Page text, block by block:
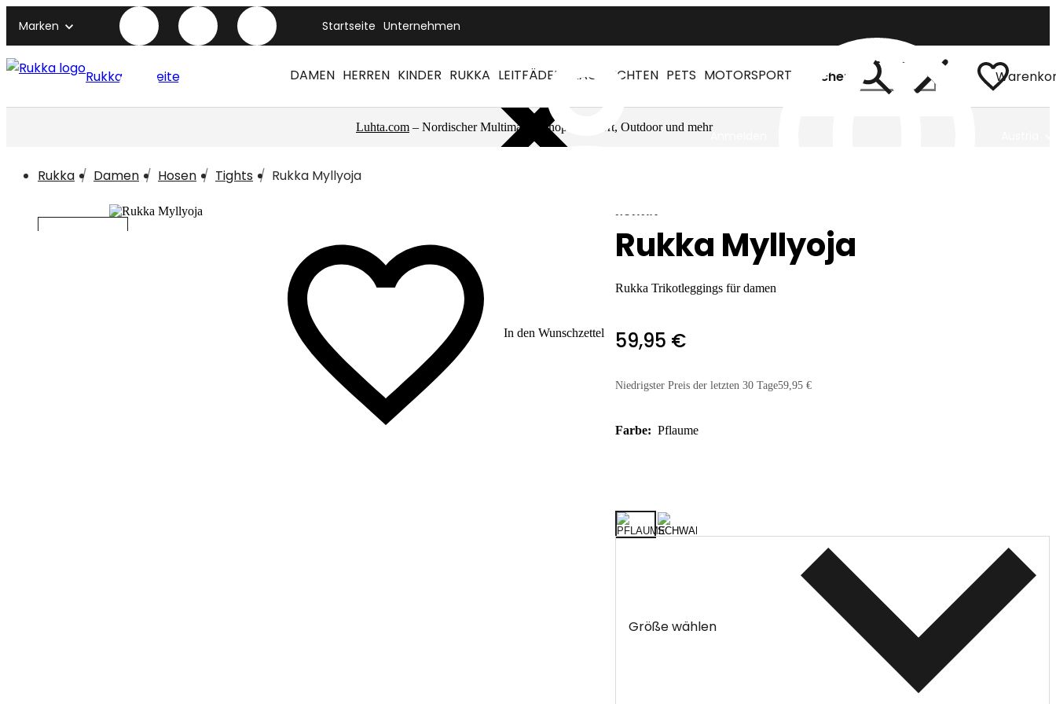
Marken Startseite Unternehmen
Anmelden
Rukka titelseite DAMEN HERREN KINDER RUKKA LEITFÄDEN NACHRICHTEN PETS MOTORSPORT Suchen
Luhta.com – Nordischer Multimarkenshop für Sport, Outdoor und mehr
Rukka Damen Hosen Tights Rukka Myllyoja
In den Wunschzettel
RUKKA
Rukka Myllyoja
Rukka Trikotleggings für damen
59,95 €
Niedrigster Preis der letzten 30 Tage59,95 €
Farbe: Pflaume
Größe wählen